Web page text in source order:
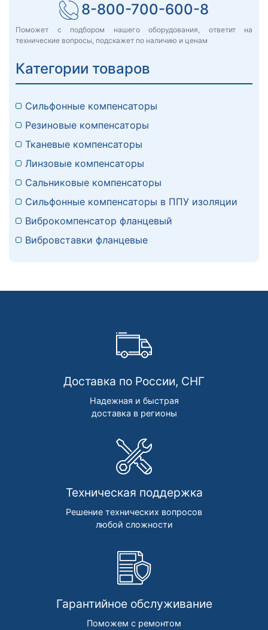
8-800-700-600-8
Поможет с подбором нашего оборудования, ответит на
технические вопросы, подскажет по наличию и ценам
Категории товаров
Сильфонные компенсаторы
Резиновые компенсаторы
Тканевые компенсаторы
Линзовые компенсаторы
Сальниковые компенсаторы
Сильфонные компенсаторы в ППУ изоляции
Виброкомпенсатор фланцевый
Вибровставки фланцевые
Доставка по России, СНГ
Надежная и быстрая
доставка в регионы
Техническая поддержка
Решение технических вопросов
любой сложности
Гарантийное обслуживание
Поможем с ремонтом